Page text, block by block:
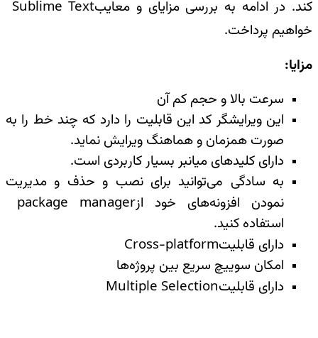
کند. در ادامه به بررسی مزایای و معایبSublime Text
خواهیم پرداخت.
مزایا:
سرعت بالا و حجم کم آن
این ویرایشگر کد این قابلیت را دارد که چند خط را به
صورت همزمان و‌ هماهنگ ویرایش نماید.
دارای کلیدهای میانبر بسیار کاربردی است.
به سادگی می‌توانید برای نصب و حذف و‌ مدیریت
نمودن افزونه‌های خود ازpackage manager
استفاده کنید.
دارای قابلیتCross-platform
امکان سوییچ سریع بین پروژه‌ها
دارای قابلیتMultiple Selection